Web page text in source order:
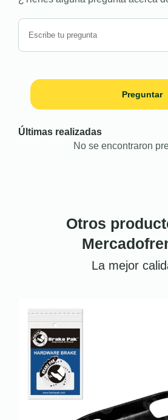
Preguntar
Últimas realizadas
No se encontraron
Otros
La mejor